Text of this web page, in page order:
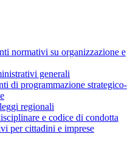
normativi su organizzazione e
generali
di programmazione strategico-
regionali
e codice di condotta
per cittadini e imprese